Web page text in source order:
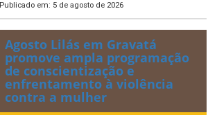
Publicado em: 5 de agosto de 2026
Agosto Lilás em Gravatá
promove ampla programação
de conscientização e
enfrentamento à violência
contra a mulher